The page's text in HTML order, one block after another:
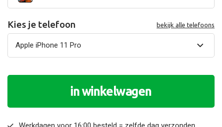
Kies je telefoon bekijk alle telefoons
in winkelwagen